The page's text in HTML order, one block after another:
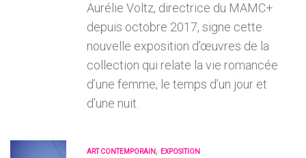
Aurélie Voltz, directrice du MAMC+
depuis octobre 2017, signe cette
nouvelle exposition d’œuvres de la
collection qui relate la vie romancée
d’une femme, le temps d’un jour et
d’une nuit.
ART CONTEMPORAIN , EXPOSITION